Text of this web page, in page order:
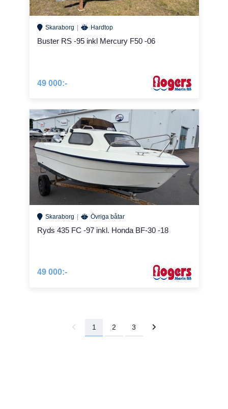
Skaraborg Hardtop
Buster RS -95 inkl Mercury F50 -06
49 000:-
Skaraborg Övriga båtar
Ryds 435 FC -97 inkl. Honda BF-30 -18
49 000:-
1 2 3